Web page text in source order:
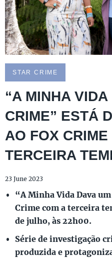
STAR CRIME
“A MINHA VIDA
CRIME” ESTÁ
AO FOX CRIME
TERCEIRA
23 June 2023
“A Minha Vida Dava
Crime com a terceira
de julho, às 22h00.
Série de investigação
produzida e